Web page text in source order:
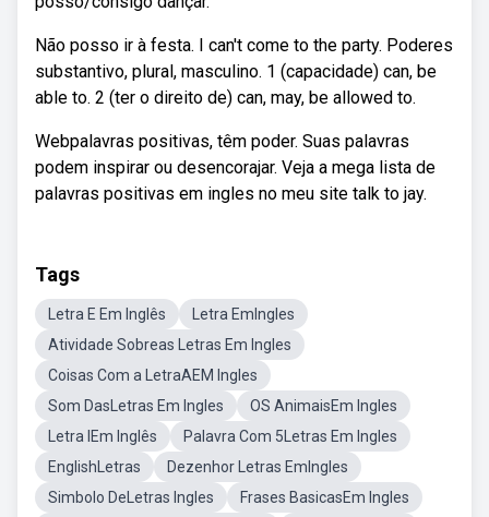
Não posso ir à festa. I can't come to the party. Poderes
substantivo, plural, masculino. 1 (capacidade) can, be
able to. 2 (ter o direito de) can, may, be allowed to.
Webpalavras positivas, têm poder. Suas palavras
podem inspirar ou desencorajar. Veja a mega lista de
palavras positivas em ingles no meu site talk to jay.
Tags
Letra E Em Inglês
Letra EmIngles
Atividade Sobreas Letras Em Ingles
Coisas Com a LetraAEM Ingles
Som DasLetras Em Ingles
OS AnimaisEm Ingles
Letra IEm Inglês
Palavra Com 5Letras Em Ingles
EnglishLetras
Dezenhor Letras EmIngles
Simbolo DeLetras Ingles
Frases BasicasEm Ingles